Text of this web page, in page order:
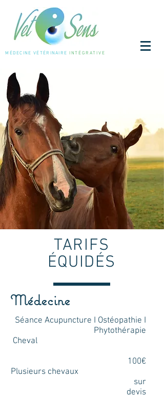
MÉDECINE VÉTÉRINAIRE INTÉGRATIVE
TARIFS
ÉQUIDÉS
Médecine
Séance Acupuncture I Ostéopathie I
Phytothérapie
Cheval
100€
Plusieurs chevaux
sur
devis